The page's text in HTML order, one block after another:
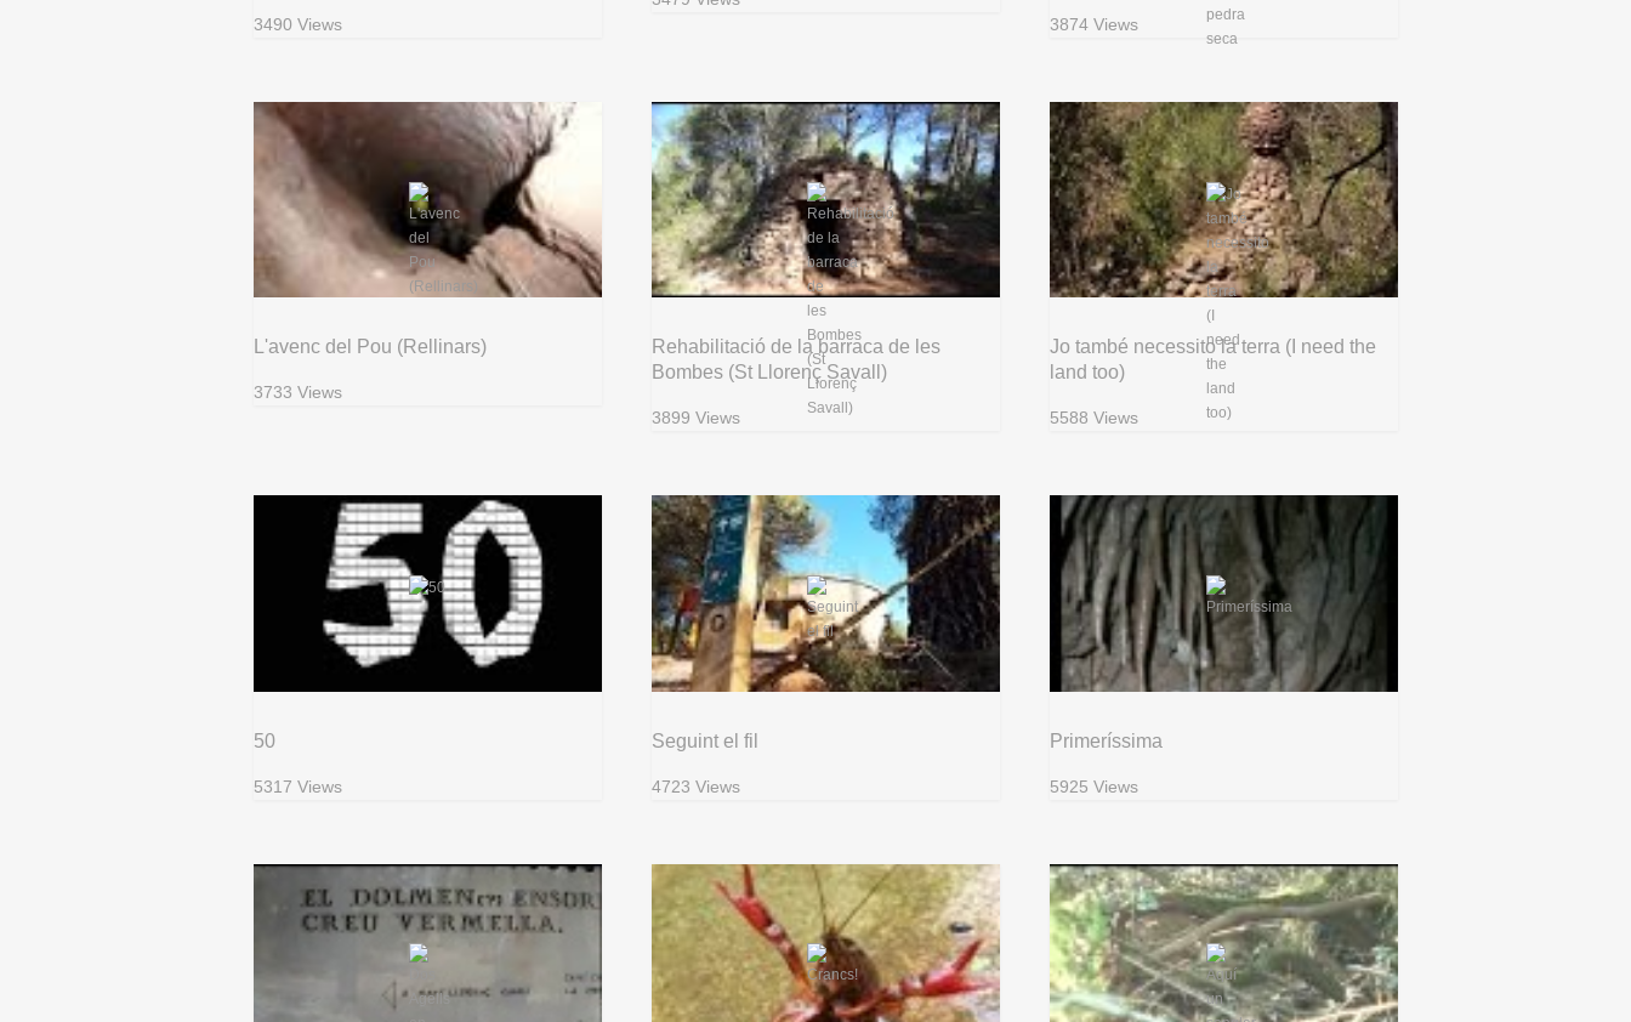
3490 Views 3874 Views
L'avenc del Pou (Rellinars)
3733 Views
Rehabilitació de la barraca de les
Bombes (St Llorenç Savall)
3899 Views
Jo també necessito la terra (I need the
land too)
5588 Views
50
5317 Views
Seguint el fil
4723 Views
Primeríssima
5925 Views